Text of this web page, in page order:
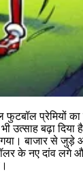
प्रेमियों का
उत्साह बढ़ा
गया। बाजार से
के नए दांव लगे